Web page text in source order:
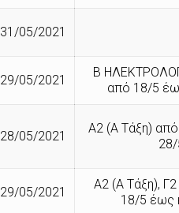
31/05/2021
29/05/2021
Β
από 18/5
28/05/2021
A2 (Α Τάξη)
29/05/2021
Α2 (Α Τάξη),
18/5 έως